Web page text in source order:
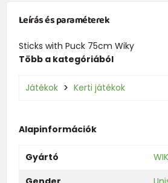
Leírás és paraméterek
Sticks with Puck 75cm Wiky
Több a kategóriából
Játékok Kerti játékok
Alapinformációk
Gyártó